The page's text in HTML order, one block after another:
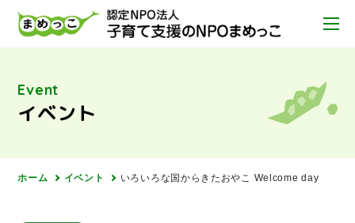
Event
イベント
ホーム イベント いろいろな国からきたおやこ Welcome day